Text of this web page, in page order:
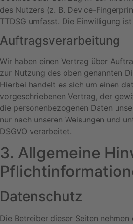
des Nutzers (z. B. Device-
TTDSG umfasst. Die Einwilligung
Auftragsverarbeitung
Wir haben einen Vertrag über
zur Nutzung des oben genannten
Hierbei handelt es sich um einen
vorgeschriebenen Vertrag, der
die personenbezogenen Daten
nur nach unseren Weisungen und
DSGVO verarbeitet.
3. Allgemeine
Datenschutz
Die Betreiber dieser Seiten nehmen